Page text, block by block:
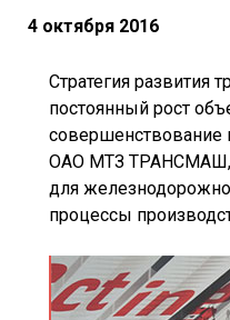
4 октября 2016
Стратегия развития
постоянный рост
совершенствование
ОАО МТЗ ТРАНСМАШ,
для
процессы